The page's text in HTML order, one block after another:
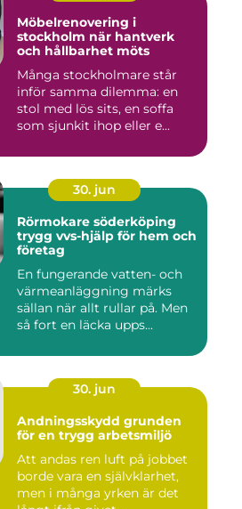
Möbelrenovering i
stockholm när hantverk
och hållbarhet möts
Många stockholmare står
inför samma dilemma: en
stol med lös sits, en soffa
som sjunkit ihop eller e...
30. jun
Rörmokare söderköping
trygg vvs-hjälp för hem och
företag
En fungerande vatten- och
värmeanläggning märks
sällan när allt rullar på. Men
så fort en läcka upps...
30. jun
Andningsskydd grunden
för en trygg arbetsmiljö
Att andas ren luft på jobbet
borde vara en självklarhet,
men i många yrken är det